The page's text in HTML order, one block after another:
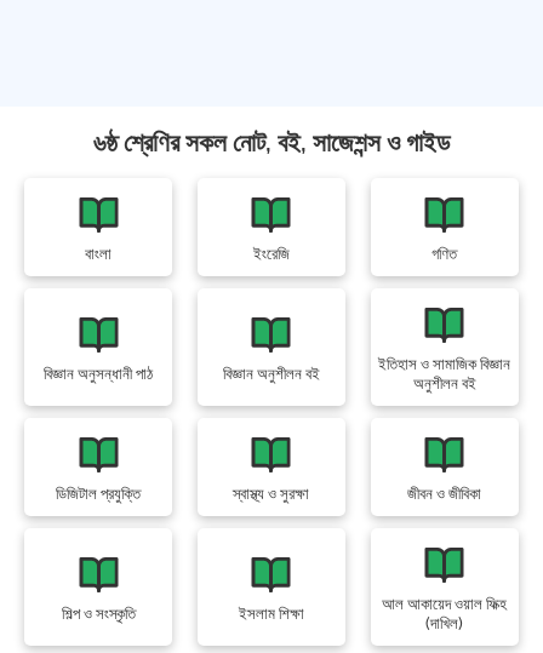
৬ষ্ঠ শ্রেণির সকল নোট, বই, সাজেশন্স ও গাইড
বাংলা ইংরেজি গণিত
বিজ্ঞান অনুসন্ধানী পাঠ বিজ্ঞান অনুশীলন বই
ইতিহাস ও সামাজিক বিজ্ঞান
অনুশীলন বই
ডিজিটাল প্রযুক্তি স্বাস্থ্য ও সুরক্ষা জীবন ও জীবিকা
শিল্প ও সংস্কৃতি ইসলাম শিক্ষা
আল আকায়েদ ওয়াল ফিক্হ
(দাখিল)